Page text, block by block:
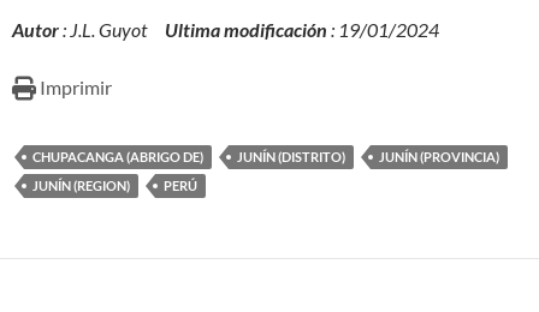
Autor: J.L. Guyot Ultima modificación : 19/01/2024
Imprimir
CHUPACANGA (ABRIGO DE) JUNÍN (DISTRITO)
JUNÍN (PROVINCIA)
JUNÍN (REGION)
PERÚ